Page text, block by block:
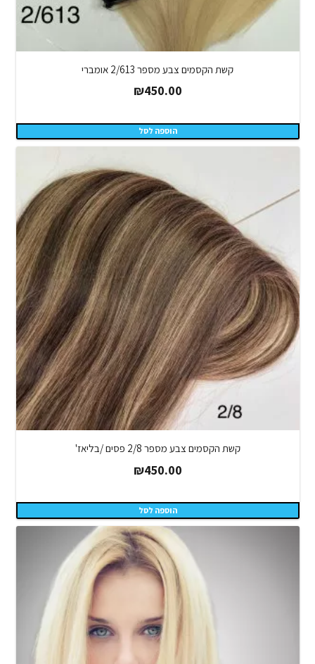
קשת הקסמים צבע מספר 2/613 אומברי
₪450.00
הוספה לסל
קשת הקסמים צבע מספר 2/8 פסים /בליאז'
₪450.00
הוספה לסל